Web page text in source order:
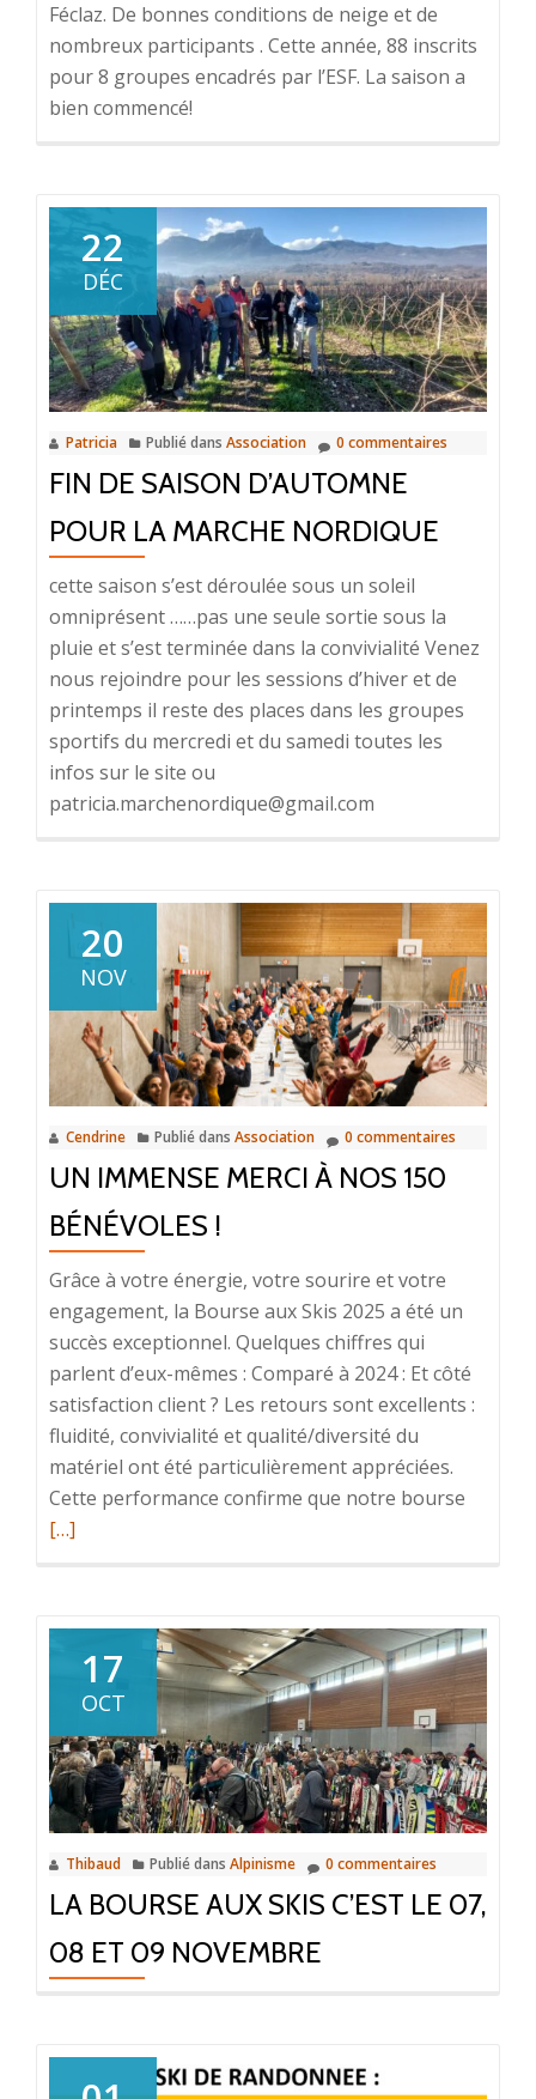
Féclaz. De bonnes conditions de neige et de
nombreux participants . Cette année, 88 inscrits
pour 8 groupes encadrés par l’ESF. La saison a
bien commencé!
22
DÉC
Patricia Publié dans Association 0 commentaires
FIN DE SAISON D’AUTOMNE
POUR LA MARCHE NORDIQUE
cette saison s’est déroulée sous un soleil
omniprésent ……pas une seule sortie sous la
pluie et s’est terminée dans la convivialité Venez
nous rejoindre pour les sessions d’hiver et de
printemps il reste des places dans les groupes
sportifs du mercredi et du samedi toutes les
infos sur le site ou
patricia.marchenordique@gmail.com
20
NOV
Cendrine Publié dans Association 0 commentaires
UN IMMENSE MERCI À NOS 150
BÉNÉVOLES !
Grâce à votre énergie, votre sourire et votre
engagement, la Bourse aux Skis 2025 a été un
succès exceptionnel. Quelques chiffres qui
parlent d’eux-mêmes : Comparé à 2024 : Et côté
satisfaction client ? Les retours sont excellents :
fluidité, convivialité et qualité/diversité du
matériel ont été particulièrement appréciées.
Cette performance confirme que notre bourse
MERCI
à
nos
150
!
[…]
17
OCT
Thibaud Publié dans Alpinisme 0 commentaires
LA BOURSE AUX SKIS C’EST LE 07,
08 ET 09 NOVEMBRE